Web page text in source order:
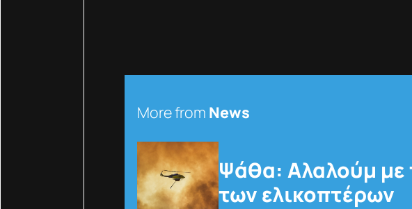
More from News
Ψάθα: Αλαλούμ με
των ελικοπτέρων